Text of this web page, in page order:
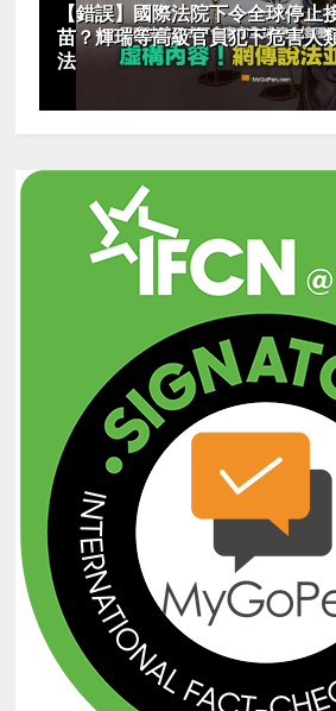
【錯誤】國際法院下令全球停止
苗？輝瑞等高級官員犯下危害人
法